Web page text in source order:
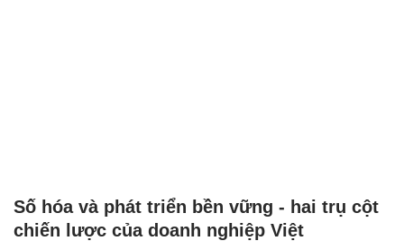
Số hóa và phát triển bền vững - hai trụ cột
chiến lược của doanh nghiệp Việt